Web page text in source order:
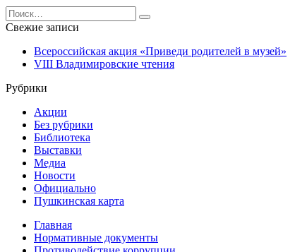
Search
for:
Свежие записи
Всероссийская акция «Приведи родителей в музей»
VIII Владимировские чтения
Рубрики
Акции
Без рубрики
Библиотека
Выставки
Медиа
Новости
Официально
Пушкинская карта
Главная
Нормативные документы